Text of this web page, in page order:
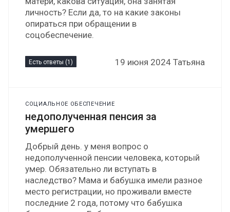
личность? Если да, то на какие законы
опираться при обращении в
соцобеспечение.
Есть ответы (1) 19 июня 2024 Татьяна
СОЦИАЛЬНОЕ ОБЕСПЕЧЕНИЕ
недополученная пенсия за
умершего
Добрый день. у меня вопрос о
недополученной пенсии человека, который
умер. Обязательно ли вступать в
наследство? Мама и бабушка имели разное
место регистрации, но проживали вместе
последние 2 года, потому что бабушка